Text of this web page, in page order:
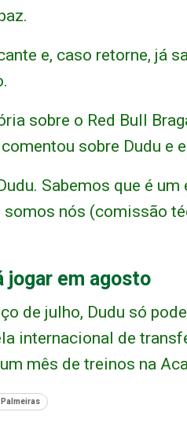
e, caso retorne, já
sobre o Red Bull
sobre Dudu e
Sabemos que é um
somos nós (comissão
jogar em agosto
de julho, Dudu só
internacional de
mês de treinos na